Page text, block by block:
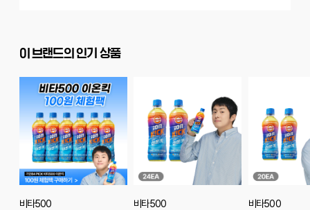
이 브랜드의 인기 상품
비타500
비타500
비타500